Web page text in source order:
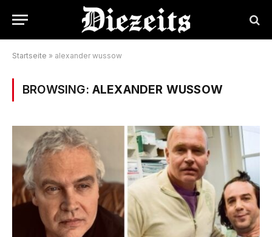
Startseite » alexander wussow
BROWSING: ALEXANDER WUSSOW